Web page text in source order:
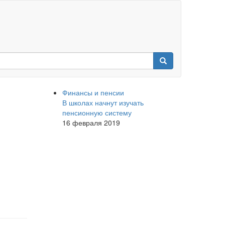
Финансы и пенсии
В школах начнут изучать
пенсионную систему
16 февраля 2019